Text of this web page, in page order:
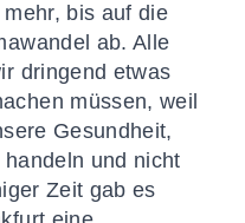
bis auf die
ab. Alle
dringend etwas
müssen, weil
Gesundheit,
und nicht
Zeit gab es